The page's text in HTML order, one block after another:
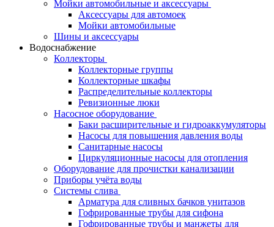
Мойки автомобильные и аксессуары
Аксессуары для автомоек
Мойки автомобильные
Шины и аксессуары
Водоснабжение
Коллекторы
Коллекторные группы
Коллекторные шкафы
Распределительные коллекторы
Ревизионные люки
Насосное оборудование
Баки расширительные и гидроаккумуляторы
Насосы для повышения давления воды
Санитарные насосы
Циркуляционные насосы для отопления
Оборудование для прочистки канализации
Приборы учёта воды
Системы слива
Арматура для сливных бачков унитазов
Гофрированные трубы для сифона
Гофрированные трубы и манжеты для